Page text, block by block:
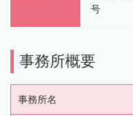
号
事務所概要
事務所名